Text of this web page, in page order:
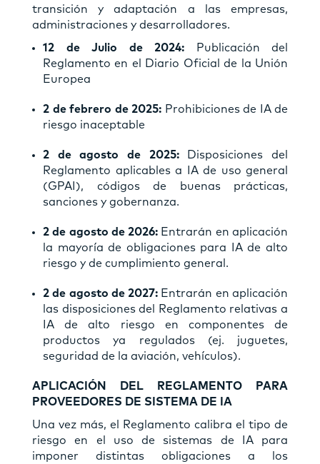
transición y adaptación a las empresas,
administraciones y desarrolladores.
12 de Julio de 2024: Publicación del
Reglamento en el Diario Oficial de la Unión
Europea
2 de febrero de 2025: Prohibiciones de IA de
riesgo inaceptable
2 de agosto de 2025:
Disposiciones del
Reglamento aplicables a IA de uso general
(GPAI), códigos de buenas prácticas,
sanciones y gobernanza.
2 de agosto de 2026: Entrarán en aplicación
la mayoría de obligaciones para IA de alto
riesgo y de cumplimiento general.
2 de agosto de 2027: Entrarán en aplicación
las disposiciones del Reglamento relativas a
IA de alto riesgo en componentes de
productos ya regulados (ej. juguetes,
seguridad de la aviación, vehículos).
APLICACIÓN DEL REGLAMENTO PARA
PROVEEDORES DE SISTEMA DE IA
Una vez más, el Reglamento calibra el tipo de
riesgo en el uso de sistemas de IA para
imponer distintas obligaciones a los